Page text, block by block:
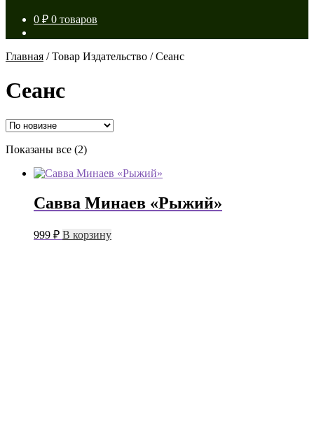
0 ₽ 0 товаров
Главная /Товар Издательство /Сеанс
Сеанс
Показаны все (2)Сортировка:
недавние
Савва Минаев «Рыжий»
999 ₽ В корзину